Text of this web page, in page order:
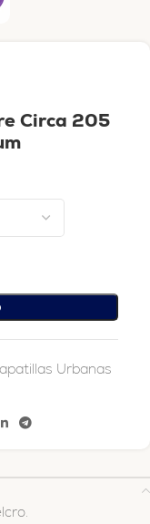
Circa 205
Urbanas